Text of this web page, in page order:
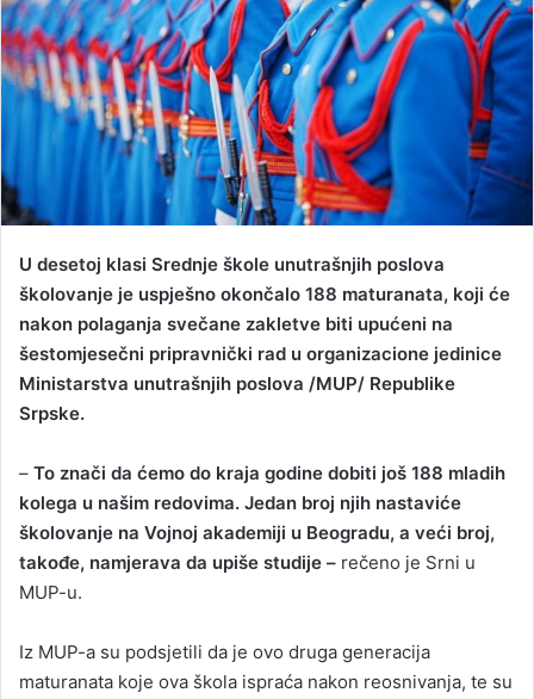
i
l
U desetoj klasi Srednje škole unutrašnjih poslova
školovanje je uspješno okončalo 188 maturanata, koji će
nakon polaganja svečane zakletve biti upućeni na
šestomjesečni pripravnički rad u organizacione jedinice
Ministarstva unutrašnjih poslova /MUP/ Republike
Srpske.
– To znači da ćemo do kraja godine dobiti još 188 mladih
kolega u našim redovima. Jedan broj njih nastaviće
školovanje na Vojnoj akademiji u Beogradu, a veći broj,
takođe, namjerava da upiše studije – rečeno je Srni u
MUP-u.
Iz MUP-a su podsjetili da je ovo druga generacija
maturanata koje ova škola ispraća nakon reosnivanja, te su